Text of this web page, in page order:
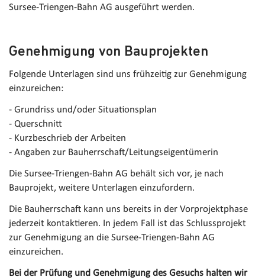
Sursee-Triengen-Bahn AG ausgeführt werden.
Genehmigung von Bauprojekten
Folgende Unterlagen sind uns frühzeitig zur Genehmigung
einzureichen:
- Grundriss und/oder Situationsplan
- Querschnitt
- Kurzbeschrieb der Arbeiten
- Angaben zur Bauherrschaft/Leitungseigentümerin
Die Sursee-Triengen-Bahn AG behält sich vor, je nach
Bauprojekt, weitere Unterlagen einzufordern.
Die Bauherrschaft kann uns bereits in der Vorprojektphase
jederzeit kontaktieren. In jedem Fall ist das Schlussprojekt
zur Genehmigung an die Sursee-Triengen-Bahn AG
einzureichen.
Bei der Prüfung und Genehmigung des Gesuchs halten wir